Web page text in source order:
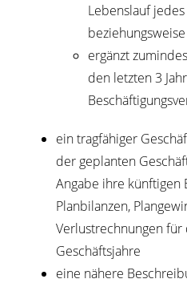
Lebenslauf
ergänzt
den letzten 3
ein tragfähiger
der geplanten
Angabe ihre künftigen
Planbilanzen,
Verlustrechnungen
Geschäftsjahre
eine nähere